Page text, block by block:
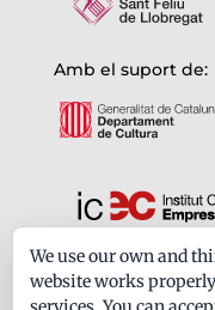
Amb el suport de:
Formem part de:
We use our own and
website works